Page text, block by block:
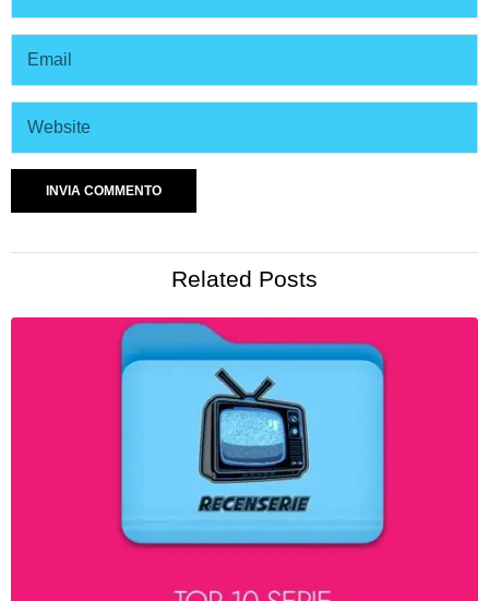
Related Posts